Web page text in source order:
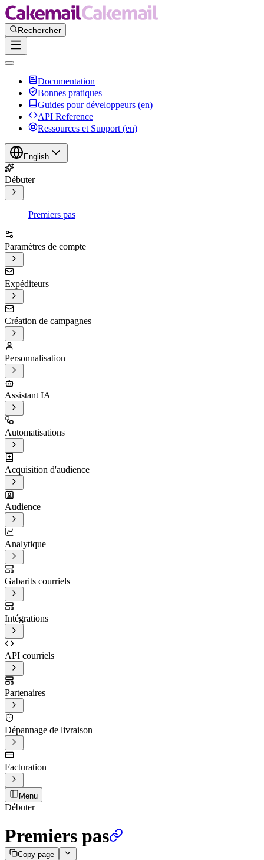
Documentation
Bonnes pratiques
Guides pour développeurs (en)
API Reference
Ressources et Support (en)
English
Débuter
Premiers pas
Paramètres de compte
Expéditeurs
Création de campagnes
Personnalisation
Assistant IA
Automatisations
Acquisition d'audience
Audience
Analytique
Gabarits courriels
Intégrations
API courriels
Partenaires
Dépannage de livraison
Facturation
Menu
Débuter
Premiers pas
Copy page